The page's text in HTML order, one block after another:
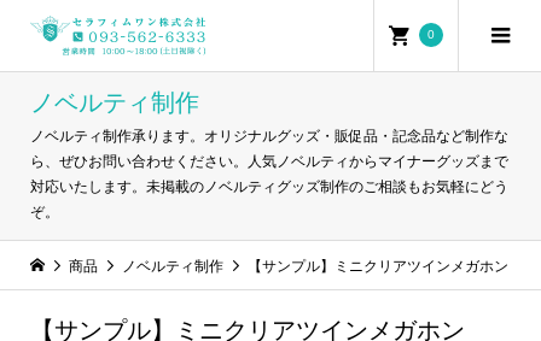
0
ノベルティ制作
ノベルティ制作承ります。オリジナルグッズ・販促品・記念品など制作な
ら、ぜひお問い合わせください。人気ノベルティからマイナーグッズまで
対応いたします。未掲載のノベルティグッズ制作のご相談もお気軽にどう
ぞ。
商品 ノベルティ制作 【サンプル】ミニクリアツインメガホン
【サンプル】ミニクリアツインメガホン